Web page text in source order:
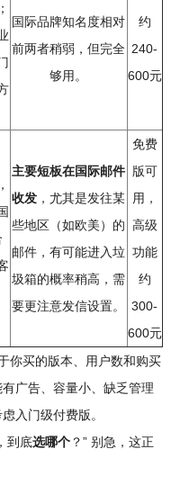
国际品牌知名度相对
前两者稍弱，但完全
够用。
约
240-
600元
，
主要短板在国际邮件
收发 ，尤其是发往某
些地区（如欧美）的
邮件，有可能进入垃
圾箱的概率稍高，需
要更注意发信设置。
免费
版可
用，
高级
功能
约
300-
600元
你买的版本、用户数和购买
广告、容量小、缺乏管理
入门级付费版。
到底选哪个？” 别急，这正